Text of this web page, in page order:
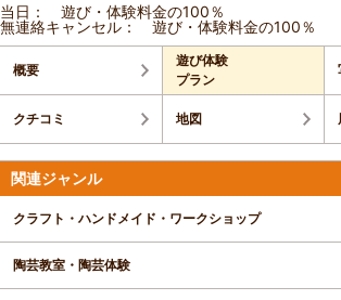
当日： 遊び・体験料金の100％
無連絡キャンセル： 遊び・体験料金の100％
概要
遊び体験
プラン
クチコミ 地図
関連ジャンル
クラフト・ハンドメイド・ワークショップ
陶芸教室・陶芸体験